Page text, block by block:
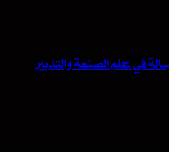
في علم الصنعة والتدبير